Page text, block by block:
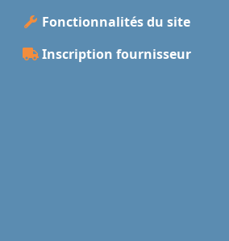
Fonctionnalités du site
Inscription fournisseur